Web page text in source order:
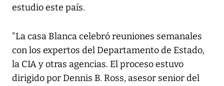
estudio este país.
"La casa Blanca celebró reuniones semanales
con los expertos del Departamento de Estado,
la CIA y otras agencias. El proceso estuvo
dirigido por Dennis B. Ross, asesor senior del